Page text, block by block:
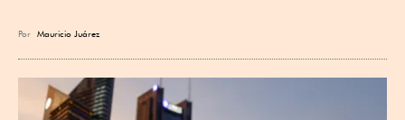
Por Mauricio Juárez